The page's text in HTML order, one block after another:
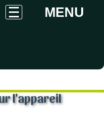
MENU
l'appareil